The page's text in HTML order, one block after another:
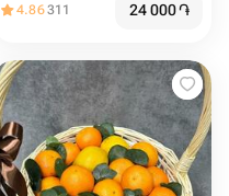
4.86311 24 000֏